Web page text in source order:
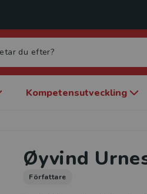
Kompetensutveckling
Øyvind
Författare